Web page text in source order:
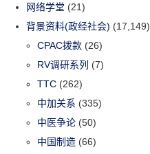
网络学堂 (21)
背景资料(政经社会) (17,149)
CPAC拨款 (26)
RV调研系列 (7)
TTC (262)
中加关系 (335)
中医争论 (50)
中国制造 (66)